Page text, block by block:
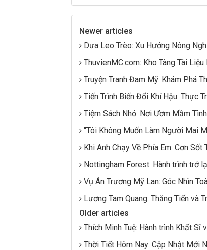
Newer articles
Dưa Leo Trèo: Xu Hướng Nông
ThuvienMC.com: Kho Tàng Tài
Truyện Tranh Đam Mỹ: Khám Phá
Tiến Trình Biến Đổi Khí Hậu: Thực
Tiệm Sách Nhỏ: Nơi Ươm Mầm
"Tôi Không Muốn Làm Người Mai
Khi Anh Chạy Về Phía Em: Cơn
Nottingham Forest: Hành trình trở
Vụ Án Trương Mỹ Lan: Góc Nhìn
Lương Tam Quang: Thăng Tiến và
Older articles
Thích Minh Tuệ: Hành trình Khất Sĩ
Thời Tiết Hôm Nay: Cập Nhật Mới